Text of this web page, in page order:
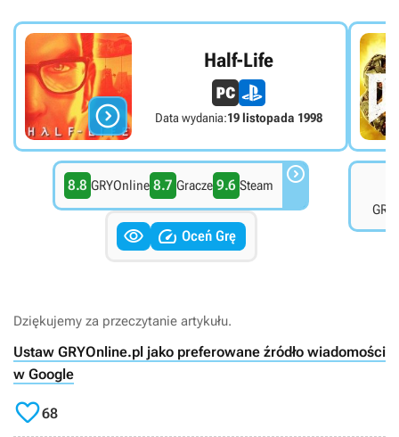

Half-Life
Data wydania:19 listopada 1998
8.8 GRYOnline 8.7 Gracze 9.6 Steam 
  Oceń Grę
Dziękujemy za przeczytanie artykułu.
Ustaw GRYOnline.pl jako preferowane źródło wiadomości
w Google
68